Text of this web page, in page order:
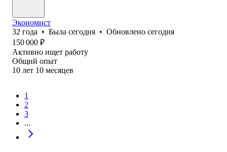
Экономист
32 года • Была сегодня • Обновлено сегодня
150 000 ₽
Активно ищет работу
Общий опыт
10 лет 10 месяцев
1
2
3
...